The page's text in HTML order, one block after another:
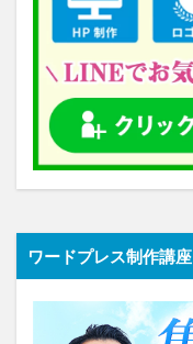
ワードプレス制作講座